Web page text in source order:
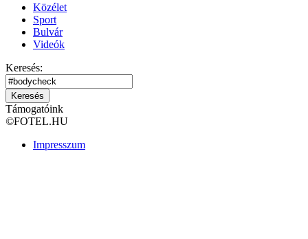
Közélet
Sport
Bulvár
Videók
Keresés:
Keresés
Támogatóink
©FOTEL.HU
Impresszum